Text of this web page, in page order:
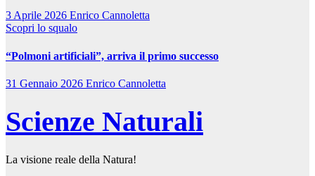
3 Aprile 2026 Enrico Cannoletta
Scopri lo squalo
“Polmoni artificiali”, arriva il primo successo
31 Gennaio 2026 Enrico Cannoletta
Scienze Naturali
La visione reale della Natura!